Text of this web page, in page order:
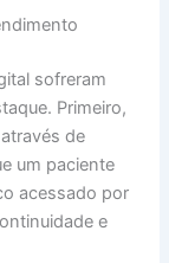
sofreram
Primeiro,
de
um paciente
acessado por
e